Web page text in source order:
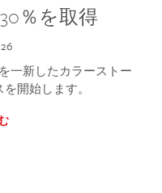
％を取得
一新したカラーストー
開始します。